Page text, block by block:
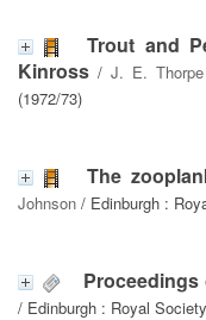
Trout and
Kinross /J. E. Thorpe
(1972/73)
The
Johnson / Edinburgh :
/ Edinburgh : Royal